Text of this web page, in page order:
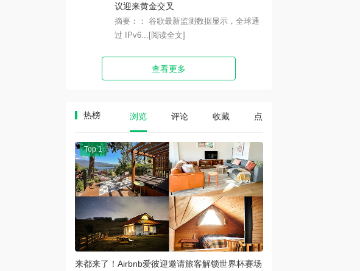
议迎来黄金交叉
摘要：： 谷歌最新监测数据显示，全球通
过 IPv6... [阅读全文]
查看更多
热榜 浏览 评论 收藏 点赞
Top 1
来都来了！Airbnb爱彼迎邀请旅客解锁世界杯赛场